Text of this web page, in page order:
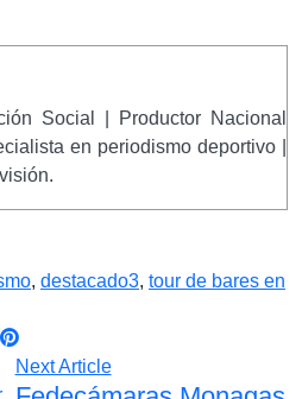
Social | Productor Nacional
en periodismo deportivo |
, destacado3, tour de bares en
Next Article